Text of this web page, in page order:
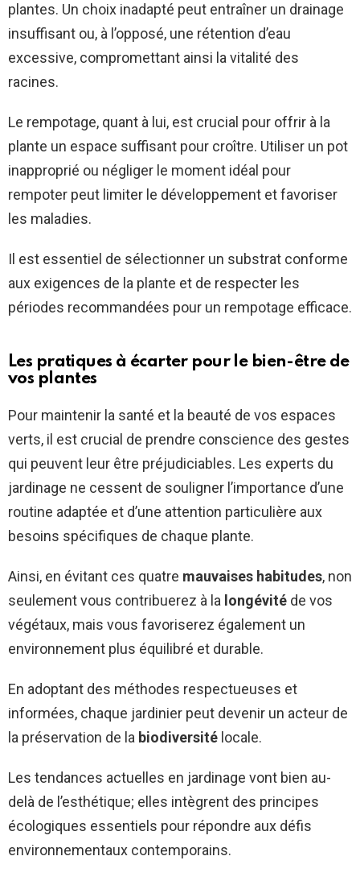
plantes. Un choix inadapté peut entraîner un drainage
insuffisant ou, à l’opposé, une rétention d’eau
excessive, compromettant ainsi la vitalité des
racines.
Le rempotage, quant à lui, est crucial pour offrir à la
plante un espace suffisant pour croître. Utiliser un pot
inapproprié ou négliger le moment idéal pour
rempoter peut limiter le développement et favoriser
les maladies.
Il est essentiel de sélectionner un substrat conforme
aux exigences de la plante et de respecter les
périodes recommandées pour un rempotage efficace.
Les pratiques à écarter pour le bien-être de
vos plantes
Pour maintenir la santé et la beauté de vos espaces
verts, il est crucial de prendre conscience des gestes
qui peuvent leur être préjudiciables. Les experts du
jardinage ne cessent de souligner l’importance d’une
routine adaptée et d’une attention particulière aux
besoins spécifiques de chaque plante.
Ainsi, en évitant ces quatre mauvaises habitudes, non
seulement vous contribuerez à la longévité de vos
végétaux, mais vous favoriserez également un
environnement plus équilibré et durable.
En adoptant des méthodes respectueuses et
informées, chaque jardinier peut devenir un acteur de
la préservation de la biodiversité locale.
Les tendances actuelles en jardinage vont bien au-
delà de l’esthétique; elles intègrent des principes
écologiques essentiels pour répondre aux défis
environnementaux contemporains.